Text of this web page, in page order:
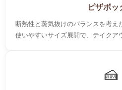
ピザボッ
断熱性と蒸気抜けのバランスを考え
使いやすいサイズ展開で、テイクア
🍰